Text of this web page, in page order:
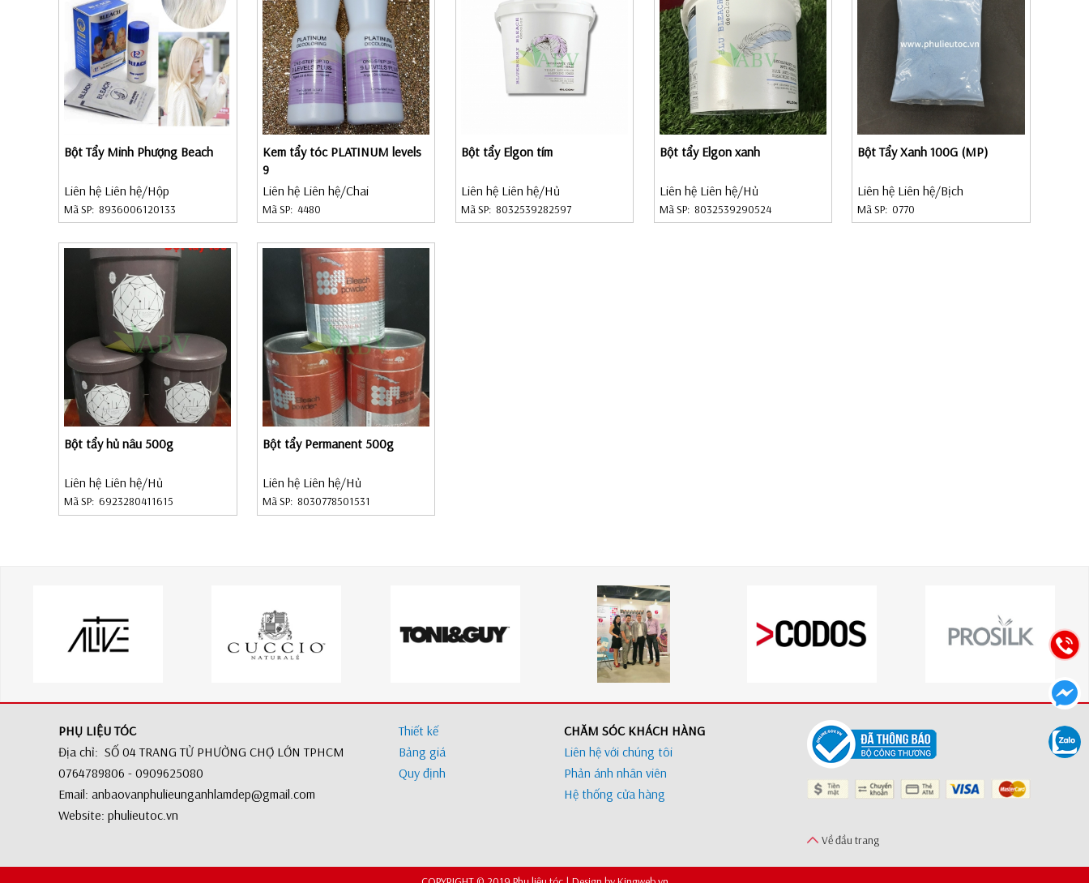
Bột Tẩy Minh Phượng Beach
Liên hệ Liên hệ/Hộp
Mã SP: 8936006120133
Kem tẩy tóc PLATINUM levels
9
Liên hệ Liên hệ/Chai
Mã SP: 4480
Bột tẩy Elgon tím
Liên hệ Liên hệ/Hủ
Mã SP: 8032539282597
Bột tẩy Elgon xanh
Liên hệ Liên hệ/Hủ
Mã SP: 8032539290524
Bột Tẩy Xanh 100G (MP)
Liên hệ Liên hệ/Bịch
Mã SP: 0770
Bột tẩy hủ nâu 500g
Liên hệ Liên hệ/Hủ
Mã SP: 6923280411615
Bột tẩy Permanent 500g
Liên hệ Liên hệ/Hủ
Mã SP: 8030778501531
PHỤ LIỆU TÓC
Địa chỉ: SỐ 04 TRANG TỬ PHƯỜNG CHỢ LỚN TPHCM
0764789806 - 0909625080
Email: anbaovanphulieunganhlamdep@gmail.com
Website: phulieutoc.vn
Thiết kế
Bảng giá
Quy định
CHĂM SÓC KHÁCH HÀNG
Liên hệ với chúng tôi
Phản ánh nhân viên
Hệ thống cửa hàng
Về đầu trang